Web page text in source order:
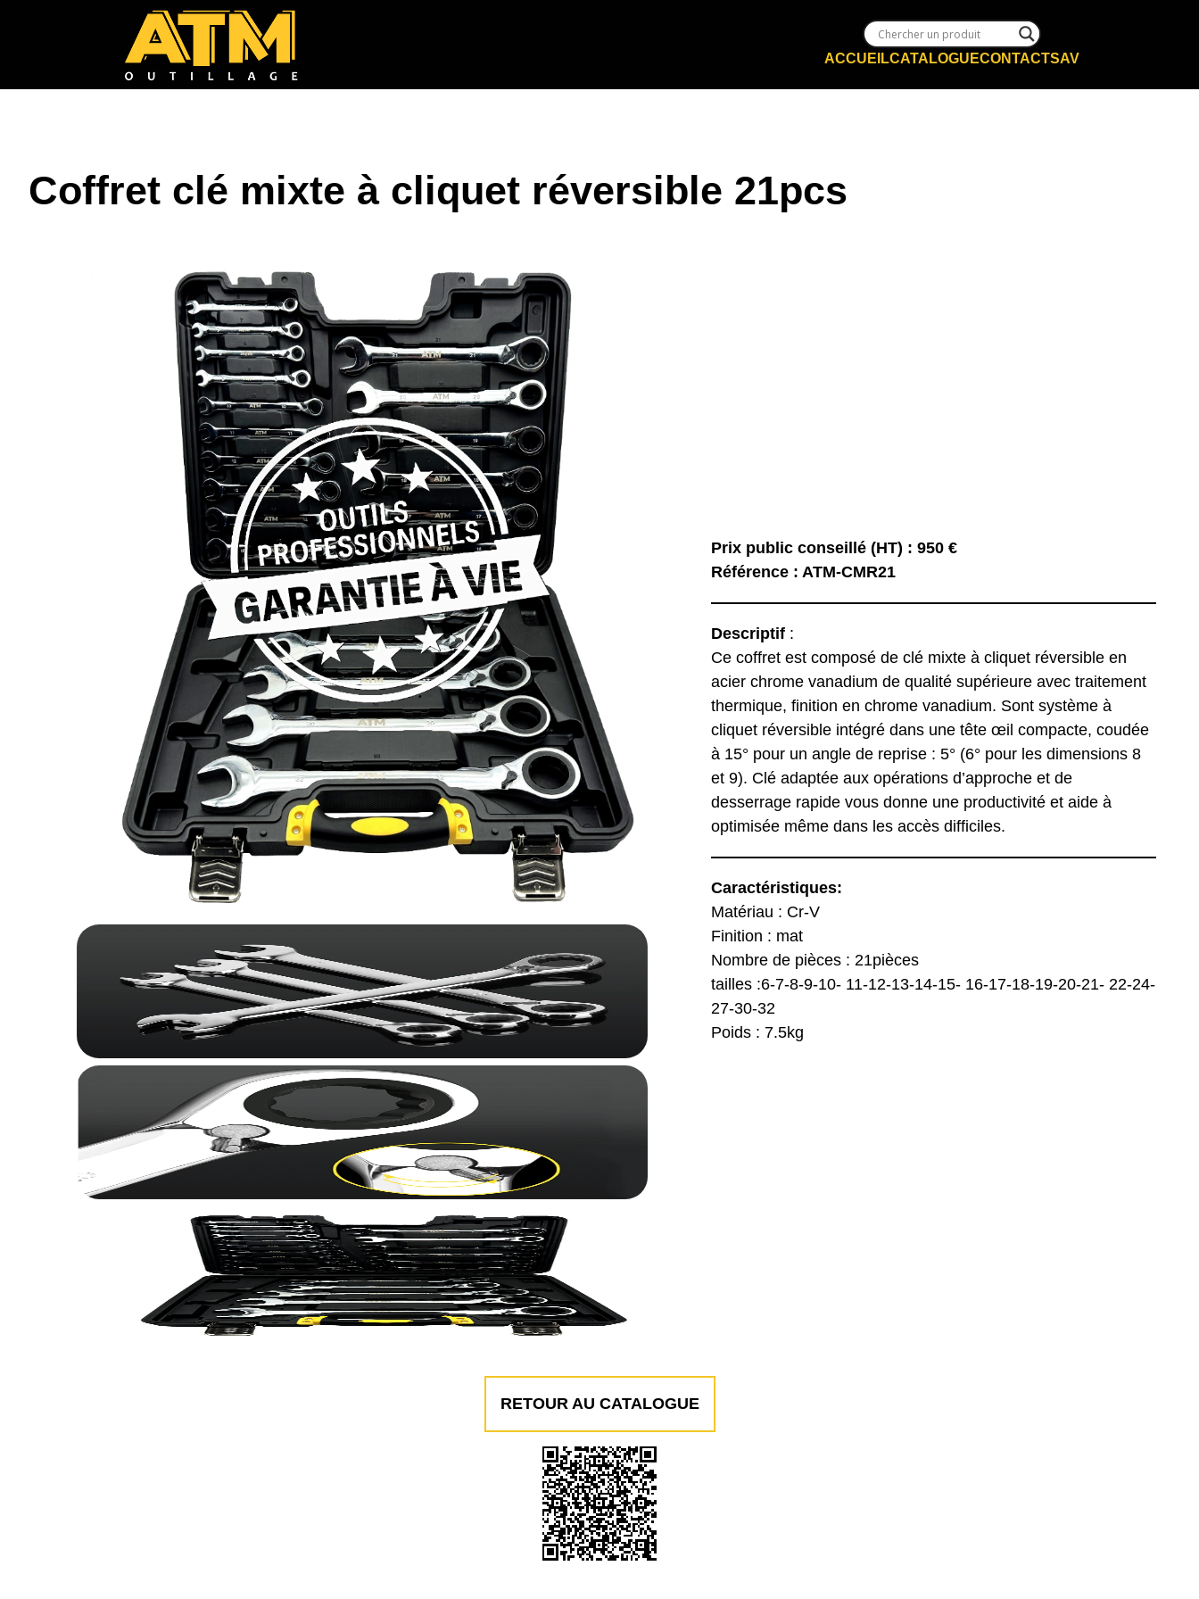
ACCUEILCATALOGUECONTACTSAV
Coffret clé mixte à cliquet réversible 21pcs
Prix public conseillé (HT) : 950 €
Référence : ATM-CMR21
Descriptif :
Ce coffret est composé de clé mixte à cliquet réversible en
acier chrome vanadium de qualité supérieure avec traitement
thermique, finition en chrome vanadium. Sont système à
cliquet réversible intégré dans une tête œil compacte, coudée
à 15° pour un angle de reprise : 5° (6° pour les dimensions 8
et 9). Clé adaptée aux opérations d’approche et de
desserrage rapide vous donne une productivité et aide à
optimisée même dans les accès difficiles.
Caractéristiques:
Matériau : Cr-V
Finition : mat
Nombre de pièces : 21pièces
tailles :6-7-8-9-10- 11-12-13-14-15- 16-17-18-19-20-21- 22-24-
27-30-32
Poids : 7.5kg
RETOUR AU CATALOGUE